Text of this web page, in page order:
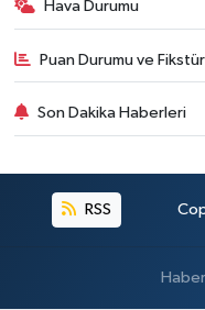
Hava Durumu
Puan Durumu ve Fikstür
Son Dakika Haberleri
RSS
Haber